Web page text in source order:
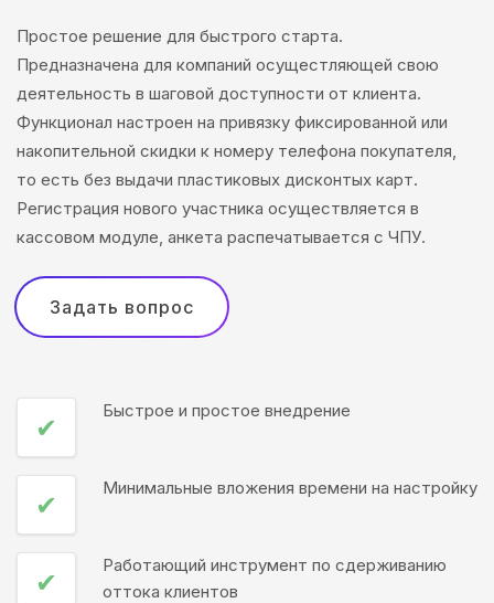
Простое решение для быстрого старта.
Предназначена для компаний осущестляющей свою
деятельность в шаговой доступности от клиента.
Функционал настроен на привязку фиксированной или
накопительной скидки к номеру телефона покупателя,
то есть без выдачи пластиковых дисконтых карт.
Регистрация нового участника осуществляется в
кассовом модуле, анкета распечатывается с ЧПУ.
Задать вопрос
✔
Быстрое и простое внедрение
✔
Минимальные вложения времени на настройку
✔
Работающий инструмент по сдерживанию
оттока клиентов